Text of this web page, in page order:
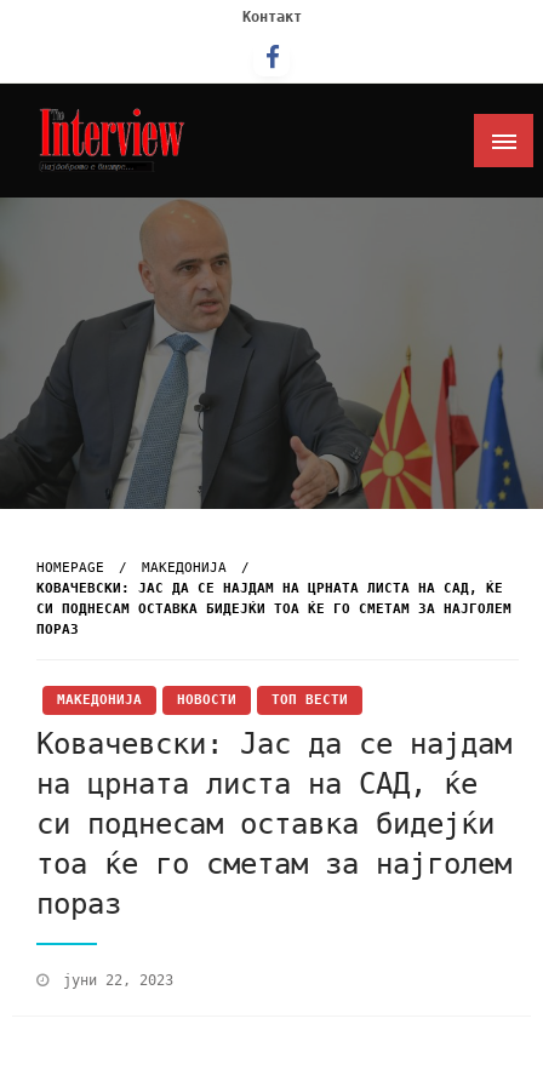
Контакт
Интервју
HOMEPAGE
МАКЕДОНИЈА
КОВАЧЕВСКИ: ЈАС ДА СЕ НАЈДАМ НА ЦРНАТА ЛИСТА НА САД, ЌЕ
СИ ПОДНЕСАМ ОСТАВКА БИДЕЈЌИ ТОА ЌЕ ГО СМЕТАМ ЗА НАЈГОЛЕМ
ПОРАЗ
МАКЕДОНИЈА НОВОСТИ ТОП ВЕСТИ
Ковачевски: Јас да се најдам
на црната листа на САД, ќе
си поднесам оставка бидејќи
тоа ќе го сметам за најголем
пораз
јуни 22, 2023